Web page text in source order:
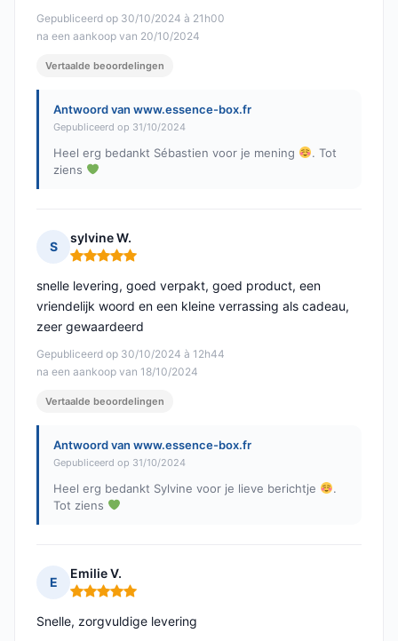
Gepubliceerd op 30/10/2024 à 21h00
na een aankoop van 20/10/2024
Vertaalde beoordelingen
Antwoord van www.essence-box.fr
Gepubliceerd op 31/10/2024
Heel erg bedankt Sébastien voor je mening
. Tot
ziens
S
sylvine W.
Opmerking: 5 van 5
Gepubliceerd op 30/10/2024 à 12h44
na een aankoop van 18/10/2024
snelle levering, goed verpakt, goed product, een
vriendelijk woord en een kleine verrassing als cadeau,
zeer gewaardeerd
Vertaalde beoordelingen
Antwoord van www.essence-box.fr
Gepubliceerd op 31/10/2024
Heel erg bedankt Sylvine voor je lieve berichtje
.
Tot ziens
E
Emilie V.
Opmerking: 5 van 5
Snelle, zorgvuldige levering